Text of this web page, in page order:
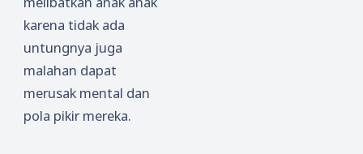
karena tidak ada
untungnya juga
malahan dapat
merusak mental dan
pola pikir mereka.